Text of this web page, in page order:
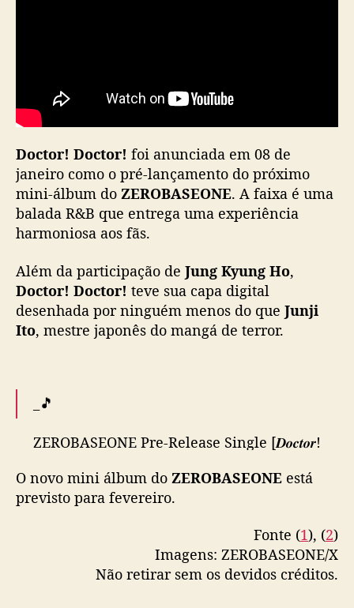
e
o
c
r
!
D
o
Doctor! Doctor! foi anunciada em 08 de
janeiro como o pré-lançamento do próximo
mini-álbum do ZEROBASEONE. A faixa é uma
balada R&B que entrega uma experiência
harmoniosa aos fãs.
Além da participação de Jung Kyung Ho,
Doctor! Doctor! teve sua capa digital
desenhada por ninguém menos do que Junji
Ito, mestre japonês do mangá de terror.
_🎵
ZEROBASEONE Pre-Release Single [𝑫𝒐𝒄𝒕𝒐𝒓!
OUT NOW🎧
https://t.co/UyVevGWaKt
https://t.co/UmBt2Rz2jQ
https://t.co/ZMMtTRc6l3
O novo mini álbum do ZEROBASEONE está
previsto para fevereiro.
Fonte (1), (2)
Imagens: ZEROBASEONE/X
Não retirar sem os devidos créditos.